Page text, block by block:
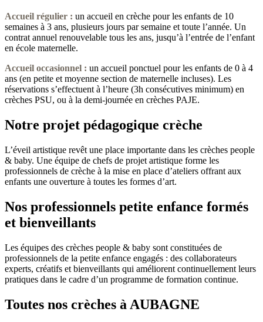
Accueil régulier : un accueil en crèche pour les enfants de 10
semaines à 3 ans, plusieurs jours par semaine et toute l’année. Un
contrat annuel renouvelable tous les ans, jusqu’à l’entrée de l’enfant
en école maternelle.
Accueil occasionnel : un accueil ponctuel pour les enfants de 0 à 4
ans (en petite et moyenne section de maternelle incluses). Les
réservations s’effectuent à l’heure (3h consécutives minimum) en
crèches PSU, ou à la demi-journée en crèches PAJE.
Notre projet pédagogique crèche
L’éveil artistique revêt une place importante dans les crèches people
& baby. Une équipe de chefs de projet artistique forme les
professionnels de crèche à la mise en place d’ateliers offrant aux
enfants une ouverture à toutes les formes d’art.
Nos professionnels petite enfance formés
et bienveillants
Les équipes des crèches people & baby sont constituées de
professionnels de la petite enfance engagés : des collaborateurs
experts, créatifs et bienveillants qui améliorent continuellement leurs
pratiques dans le cadre d’un programme de formation continue.
Toutes nos crèches à AUBAGNE